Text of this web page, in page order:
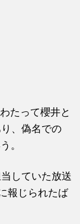
たって櫻井と
、偽名での
。
していた放送
報じられたば